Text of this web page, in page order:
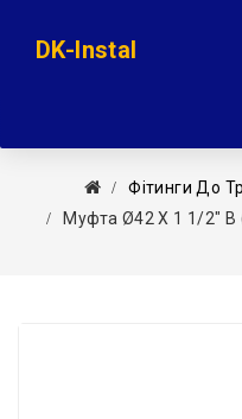
DK-Instal
Фітинги До
Муфта Ø42 Х 1 1/2″ В